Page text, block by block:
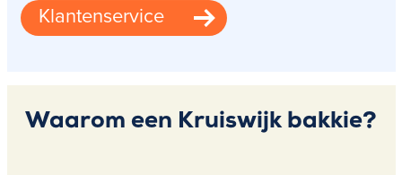
Klantenservice
Waarom een Kruiswijk bakkie?